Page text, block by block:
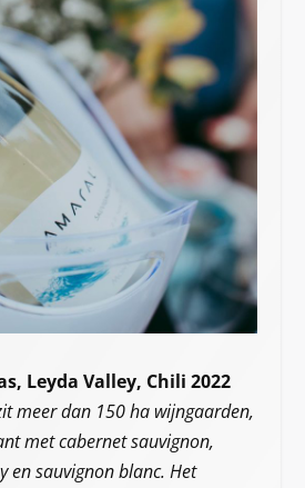
Leyda Valley, Chili 2022
meer dan 150 ha wijngaarden,
met cabernet sauvignon,
en sauvignon blanc. Het